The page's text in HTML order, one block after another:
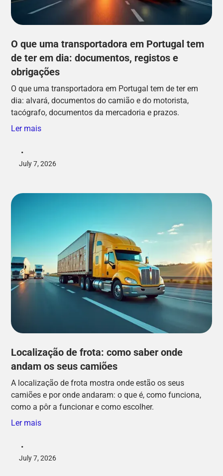
O que uma transportadora em Portugal tem
de ter em dia: documentos, registos e
obrigações
O que uma transportadora em Portugal tem de ter em
dia: alvará, documentos do camião e do motorista,
tacógrafo, documentos da mercadoria e prazos.
Ler mais
•
July 7, 2026
Localização de frota: como saber onde
andam os seus camiões
A localização de frota mostra onde estão os seus
camiões e por onde andaram: o que é, como funciona,
como a pôr a funcionar e como escolher.
Ler mais
•
July 7, 2026